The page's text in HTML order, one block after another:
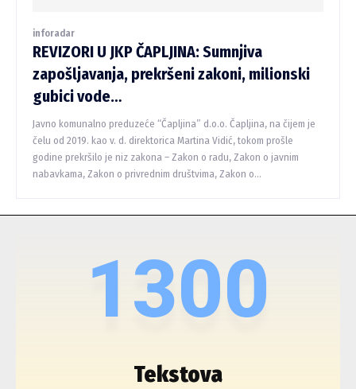
inforadar
REVIZORI U JKP ČAPLJINA: Sumnjiva
zapošljavanja, prekršeni zakoni, milionski
gubici vode…
Javno komunalno preduzeće “Čapljina” d.o.o. Čapljina, na čijem je
čelu od 2019. kao v. d. direktorica Martina Vidić, tokom prošle
godine prekršilo je niz zakona – Zakon o radu, Zakon o javnim
nabavkama, Zakon o privrednim društvima, Zakon o...
1300
Tekstova